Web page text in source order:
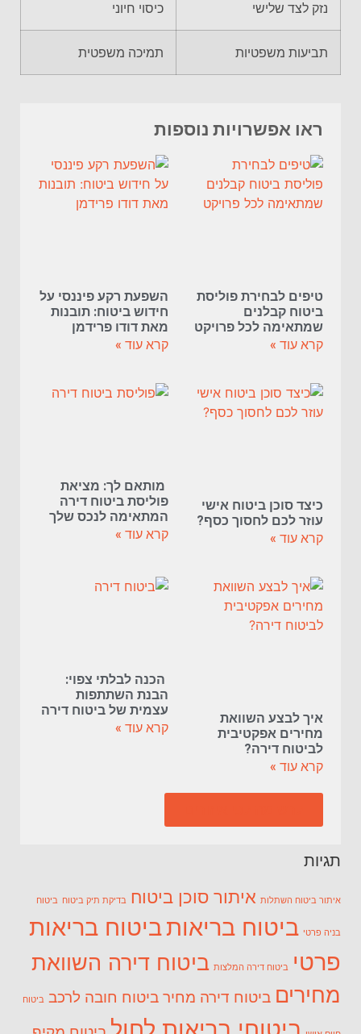
נזק לצד שלישי כיסוי חיוני
תביעות משפטיות תמיכה משפטית
ראו אפשרויות נוספות
טיפים לבחירת פוליסת
ביטוח קבלנים
שמתאימה לכל פרויקט
קרא עוד »
השפעת רקע פיננסי על
חידוש ביטוח: תובנות
מאת דודו פרידמן
קרא עוד »
כיצד סוכן ביטוח אישי
עוזר לכם לחסוך כסף?
קרא עוד »
מותאם לך: מציאת
פוליסת ביטוח דירה
המתאימה לנכס שלך
קרא עוד »
איך לבצע השוואת
מחירים אפקטיבית
לביטוח דירה?
קרא עוד »
הכנה לבלתי צפוי:
הבנת השתתפות
עצמית של ביטוח דירה
קרא עוד »
תגיות
איתור ביטוח השתלות איתור סוכן ביטוח בדיקת תיק ביטוח ביטוח
בניה פרטי ביטוח בריאותביטוח בריאות
פרטי ביטוח דירה המלצות ביטוח דירה השוואת
מחירים ביטוח דירה מחיר ביטוח חובה לרכב ביטוח